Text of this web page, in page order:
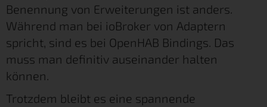
Benennung von Erweiterungen ist anders.
Während man bei ioBroker von Adaptern
spricht, sind es bei OpenHAB Bindings. Das
muss man definitiv auseinander halten
können.
Trotzdem bleibt es eine spannende